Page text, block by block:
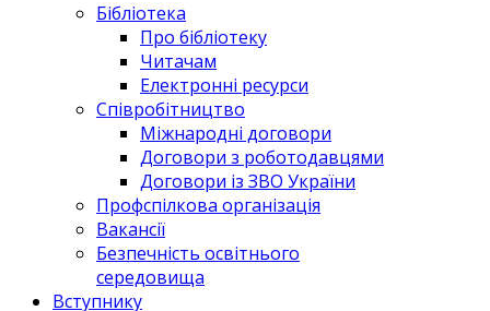
Бібліотека
Про бібліотеку
Читачам
Електронні ресурси
Співробітництво
Міжнародні договори
Договори з роботодавцями
Договори із ЗВО України
Профспілкова організація
Вакансії
Безпечність освітнього
середовища
Вступнику